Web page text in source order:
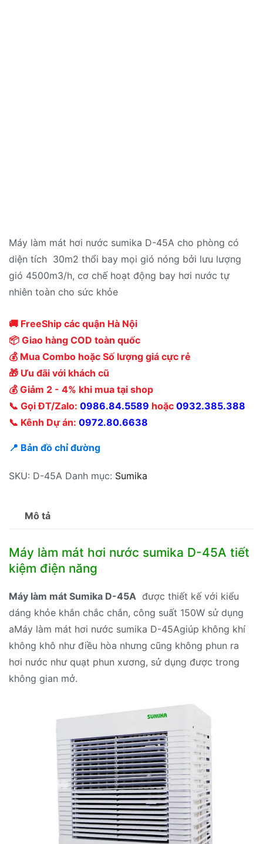
Máy làm mát hơi nước sumika D-45A cho phòng có
diện tích 30m2 thổi bay mọi gió nóng bởi lưu lượng
gió 4500m3/h, cơ chế hoạt động bay hơi nước tự
nhiên toàn cho sức khỏe
🚚 FreeShip các quận Hà Nội
📦 Giao hàng COD toàn quốc
💰 Mua Combo hoặc Số lượng giá cực rẻ
🎁 Ưu đãi với khách cũ
💰 Giảm 2 - 4% khi mua tại shop
📞 Gọi ĐT/Zalo: 0986.84.5589 hoặc 0932.385.388
📞 Kênh Dự án: 0972.80.6638
📍 Bản đồ chỉ đường
SKU: D-45A Danh mục: Sumika
Mô tả
Máy làm mát hơi nước sumika D-45A tiết
kiệm điện năng
Máy làm mát Sumika D-45A được thiết kế với kiểu
dáng khỏe khắn chắc chắn, công suất 150W sử dụng
aMáy làm mát hơi nước sumika D-45Agiúp không khí
không khô như điều hòa nhưng cũng không phun ra
hơi nước như quạt phun xương, sử dụng được trong
không gian mở.